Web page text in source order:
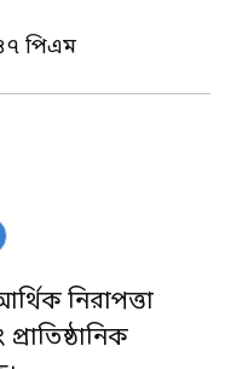
পিএম
নিরাপত্তা